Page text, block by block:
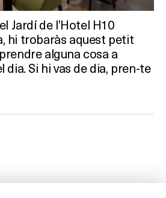
Jardí de l’Hotel H10
hi trobaràs aquest petit
alguna cosa a
dia. Si hi vas de dia, pren-te